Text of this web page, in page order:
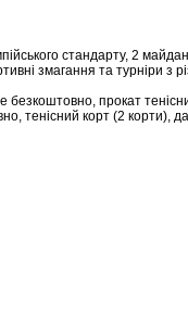
стандарту, 2
змагання та турніри з
безкоштовно, прокат
тенісний корт (2 корти),